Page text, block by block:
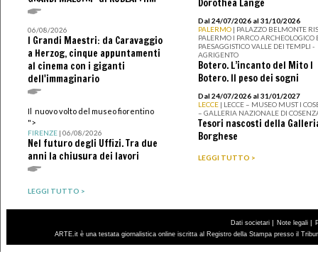
06/08/2026
I Grandi Maestri: da Caravaggio
a Herzog, cinque appuntamenti
al cinema con i giganti
dell'immaginario
Il nuovo volto del museo fiorentino
">
FIRENZE| 06/08/2026
Nel futuro degli Uffizi. Tra due
anni la chiusura dei lavori
LEGGI TUTTO >
Dorothea Lange
Dal 24/07/2026 al 31/10/2026
PALERMO | PALAZZO BELMONTE
PALERMO I PARCO ARCHEOLOGICO
PAESAGGISTICO VALLE DEI TEMPLI -
AGRIGENTO
Botero. L’incanto del Mito I
Botero. Il peso dei sogni
Dal 24/07/2026 al 31/01/2027
LECCE | LECCE – MUSEO MUST I
– GALLERIA NAZIONALE DI
Tesori nascosti della
Borghese
LEGGI TUTTO >
Dati societari | Note legali |
ARTE.it è una testata giornalistica online iscritta al Registro della Stampa presso il